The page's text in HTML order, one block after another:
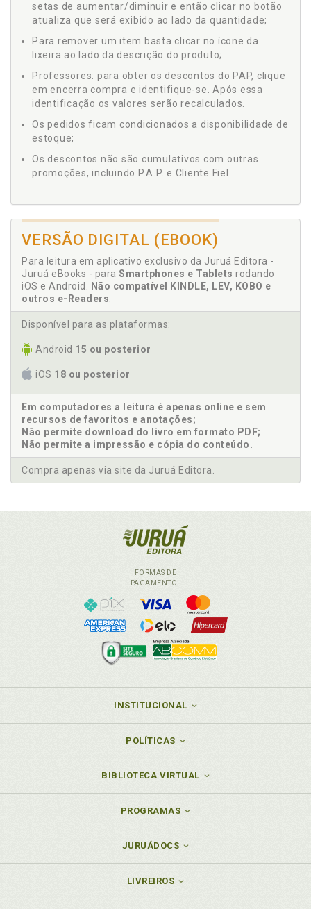
setas de aumentar/diminuir e então clicar no botão
atualiza que será exibido ao lado da quantidade;
Para remover um item basta clicar no ícone da
lixeira ao lado da descrição do produto;
Professores: para obter os descontos do PAP, clique
em encerra compra e identifique-se. Após essa
identificação os valores serão recalculados.
Os pedidos ficam condicionados a disponibilidade de
estoque;
Os descontos não são cumulativos com outras
promoções, incluindo P.A.P. e Cliente Fiel.
VERSÃO DIGITAL (EBOOK)
Para leitura em aplicativo exclusivo da Juruá Editora -
Juruá eBooks - para Smartphones e Tablets rodando
iOS e Android.
Não compatível KINDLE, LEV, KOBO e
outros e-Readers
Disponível para as plataformas:
Android 15 ou posterior
iOS 18 ou posterior
Em computadores a leitura é apenas online e sem
recursos de favoritos e anotações;
Não permite download do livro em formato PDF;
Não permite a impressão e cópia do conteúdo.
Compra apenas via site da Juruá Editora.
FORMAS DE
PAGAMENTO
INSTITUCIONAL
POLÍTICAS
BIBLIOTECA VIRTUAL
PROGRAMAS
JURUÁDOCS
LIVREIROS